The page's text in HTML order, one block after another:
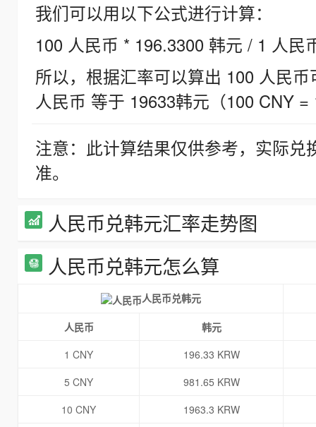
我们可以用以下公式进行计算：
100 人民币 * 196.3300 韩元 / 1 人民
所以，根据汇率可以算出 100 人民
人民币 等于 19633韩元（100 CNY =
注意：此计算结果仅供参考，实际
准。
人民币兑韩元汇率走势图
人民币兑韩元怎么算
人民币兑韩元
人民币
韩元
1 CNY
196.33 KRW
5 CNY
981.65 KRW
10 CNY
1963.3 KRW